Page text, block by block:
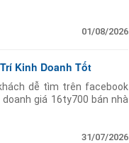
01/08/2026
Kinh Doanh Tốt
dễ tìm trên facebook
giá 16ty700 bán nhà
31/07/2026